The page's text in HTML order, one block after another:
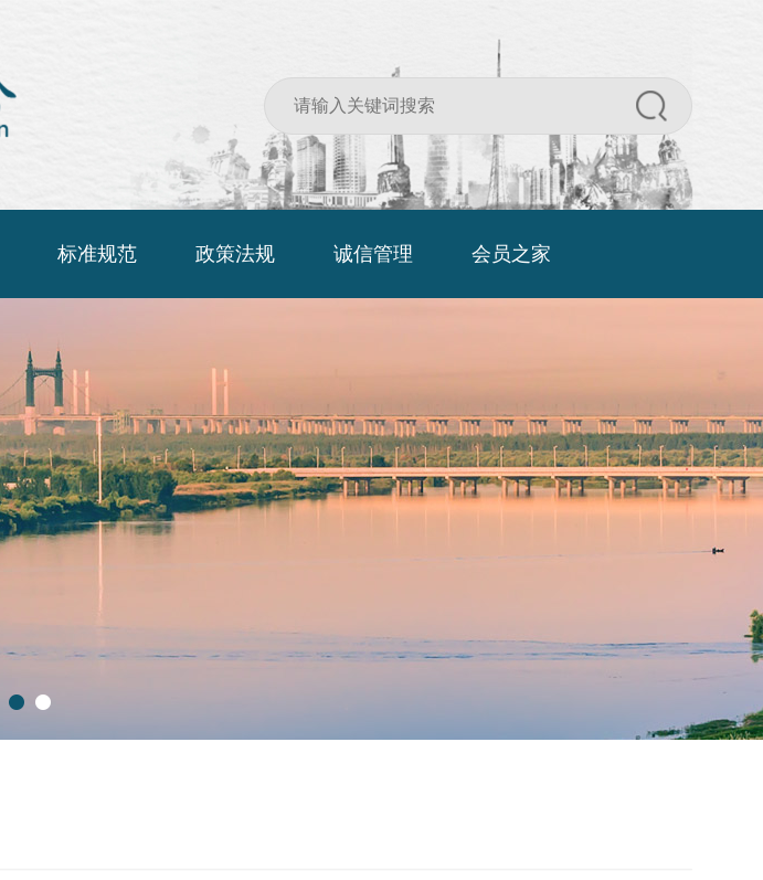
标准规范 政策法规 诚信管理 会员之家